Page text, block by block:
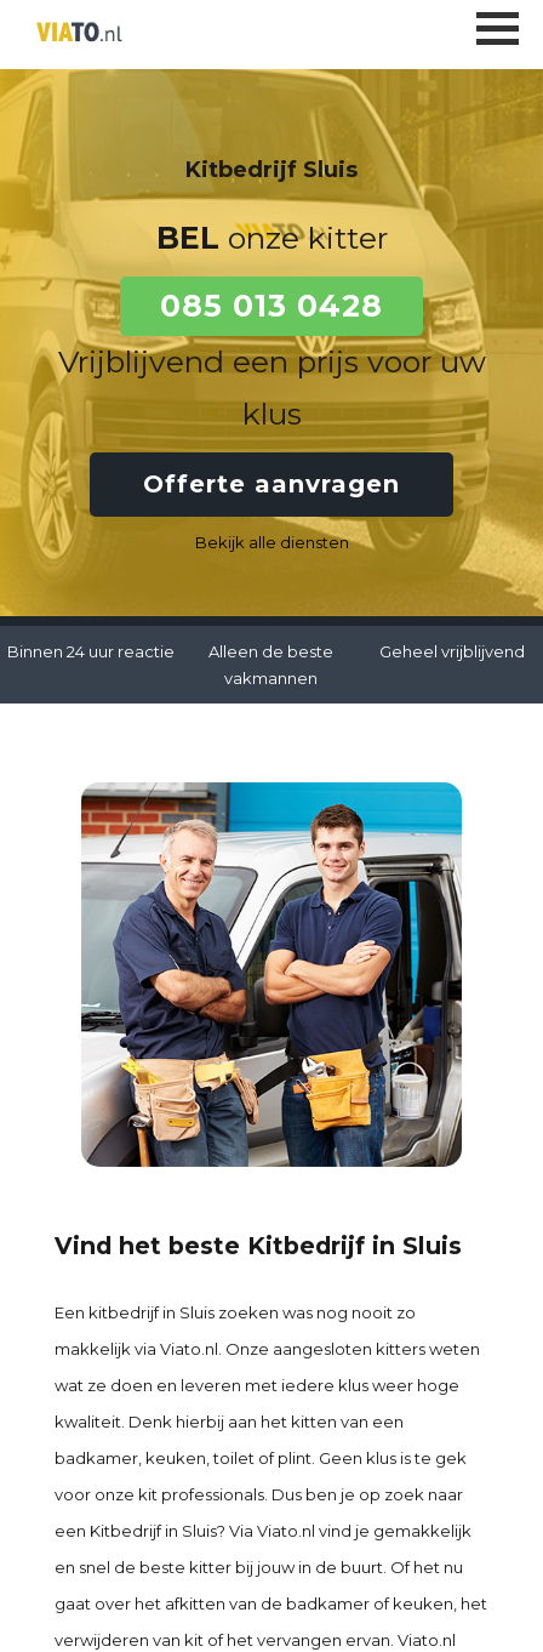
Kitbedrijf Sluis
BEL onze kitter
085 013 0428
Vrijblijvend een prijs voor uw
klus
Offerte aanvragen
Bekijk alle diensten
Binnen 24 uur reactie
Alleen de beste
vakmannen
Geheel vrijblijvend
Vind het beste Kitbedrijf in Sluis
Een kitbedrijf in Sluis zoeken was nog nooit zo
makkelijk via Viato.nl. Onze aangesloten kitters weten
wat ze doen en leveren met iedere klus weer hoge
kwaliteit. Denk hierbij aan het kitten van een
badkamer, keuken, toilet of plint. Geen klus is te gek
voor onze kit professionals. Dus ben je op zoek naar
een Kitbedrijf in Sluis? Via Viato.nl vind je gemakkelijk
en snel de beste kitter bij jouw in de buurt. Of het nu
gaat over het afkitten van de badkamer of keuken, het
verwijderen van kit of het vervangen ervan. Viato.nl